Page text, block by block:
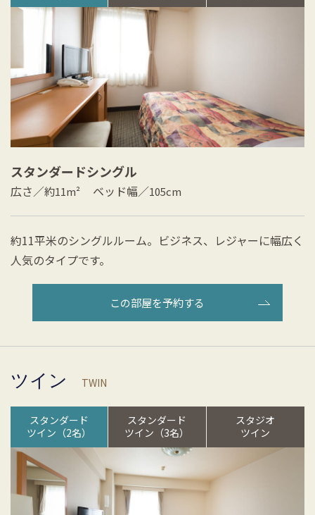
スタンダードシングル
広さ／約11m² ベッド幅／105cm
約11平米のシングルルーム。ビジネス、レジャーに幅広く
人気のタイプです。
この部屋を予約する
ツイン TWIN
スタンダード
ツイン（2名）
スタンダード
ツイン（3名）
スタジオ
ツイン